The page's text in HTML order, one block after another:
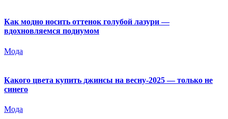
Как модно носить оттенок голубой лазури —
вдохновляемся подиумом
Мода
Какого цвета купить джинсы на весну-2025 — только не
синего
Мода